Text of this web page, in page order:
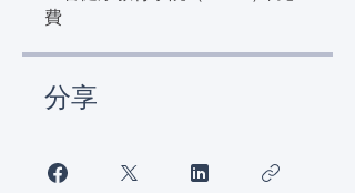
費
分享